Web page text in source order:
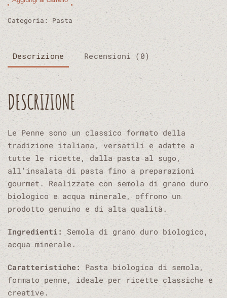
Pasta
biologica
di
semola
di
grano
duro
quantità
Categoria:Pasta
Descrizione Recensioni (0)
DESCRIZIONE
Le Penne sono un classico formato della
tradizione italiana, versatili e adatte a
tutte le ricette, dalla pasta al sugo,
all’insalata di pasta fino a preparazioni
gourmet. Realizzate con semola di grano duro
biologico e acqua minerale, offrono un
prodotto genuino e di alta qualità.
Ingredienti:
Semola di grano duro biologico,
acqua minerale.
Caratteristiche:
Pasta biologica di semola,
formato penne, ideale per ricette classiche e
creative.